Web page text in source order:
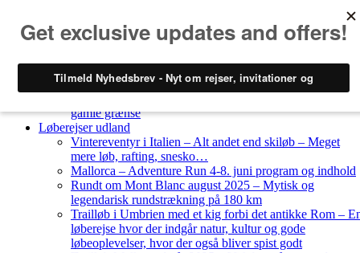
Løberejser Danmark
gamle grænse
Løberejser udland
Vintereventyr i Italien – Alt andet end skiløb – Meget
mere løb, rafting, snesko…
Mallorca – Adventure Run 4-8. juni program og indhold
Rundt om Mont Blanc august 2025 – Mytisk og
legendarisk rundstrækning på 180 km
Trailløb i Umbrien med et kig forbi det antikke Rom –
løberejse hvor der indgår natur, kultur og gode
løbeoplevelser, hvor der også bliver spist godt